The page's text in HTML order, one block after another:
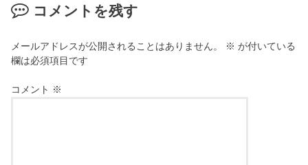
コメントを残す
メールアドレスが公開されることはありません。 ※ が付いている
欄は必須項目です
コメント ※